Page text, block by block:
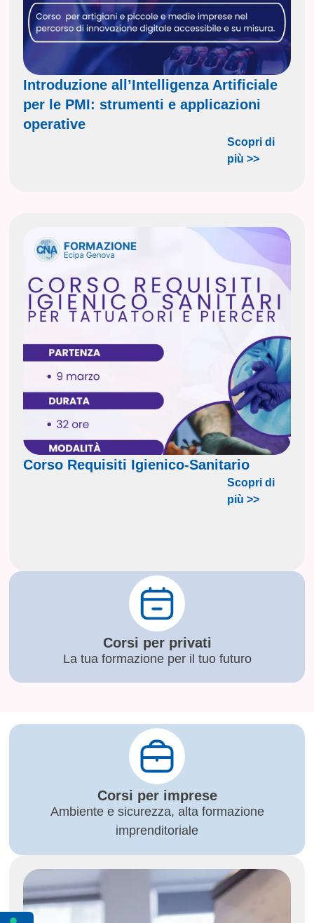
Introduzione all’Intelligenza Artificiale
per le PMI: strumenti e applicazioni
operative
Scopri di
più >>
Corso Requisiti Igienico-Sanitario
Scopri di
più >>
Corsi per privati
La tua formazione per il tuo futuro
Corsi per imprese
Ambiente e sicurezza, alta formazione
imprenditoriale